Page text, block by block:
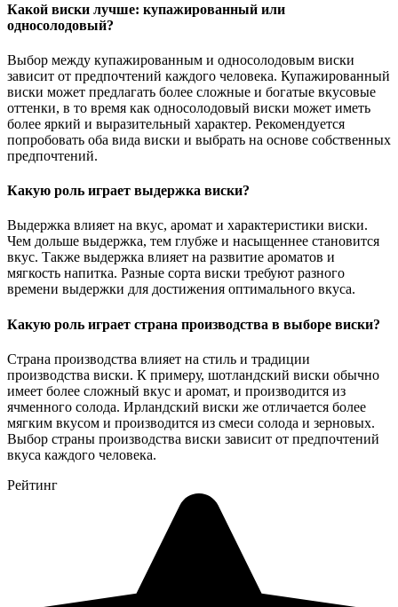
Какой виски лучше: купажированный или
односолодовый?
Выбор между купажированным и односолодовым виски
зависит от предпочтений каждого человека. Купажированный
виски может предлагать более сложные и богатые вкусовые
оттенки, в то время как односолодовый виски может иметь
более яркий и выразительный характер. Рекомендуется
попробовать оба вида виски и выбрать на основе собственных
предпочтений.
Какую роль играет выдержка виски?
Выдержка влияет на вкус, аромат и характеристики виски.
Чем дольше выдержка, тем глубже и насыщеннее становится
вкус. Также выдержка влияет на развитие ароматов и
мягкость напитка. Разные сорта виски требуют разного
времени выдержки для достижения оптимального вкуса.
Какую роль играет страна производства в выборе виски?
Страна производства влияет на стиль и традиции
производства виски. К примеру, шотландский виски обычно
имеет более сложный вкус и аромат, и производится из
ячменного солода. Ирландский виски же отличается более
мягким вкусом и производится из смеси солода и зерновых.
Выбор страны производства виски зависит от предпочтений
вкуса каждого человека.
Рейтинг